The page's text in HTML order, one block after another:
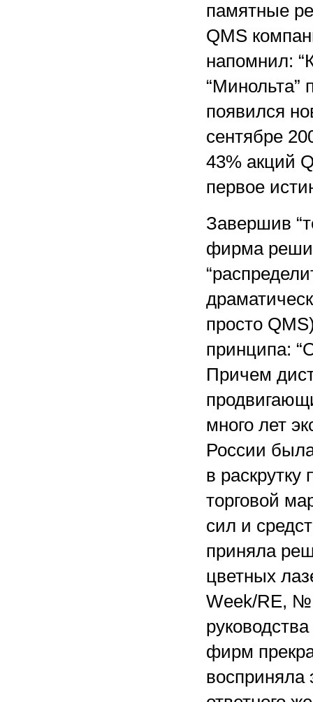
памятные
QMS
напомнил:
“Минольта”
появился
сентябре
43% акций
первое
Завершив
фирма
просто
принципа:
Причем
много лет
России
в
торговой
сил и
приняла
цветных
Week/RE, №
фирм
восприняла